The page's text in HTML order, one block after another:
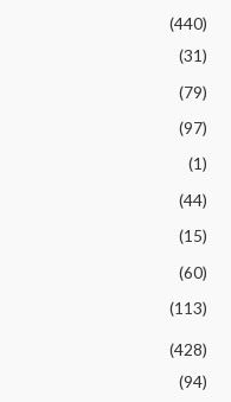
(440)
(31)
(79)
(97)
(1)
(44)
(15)
(60)
(113)
(428)
(94)